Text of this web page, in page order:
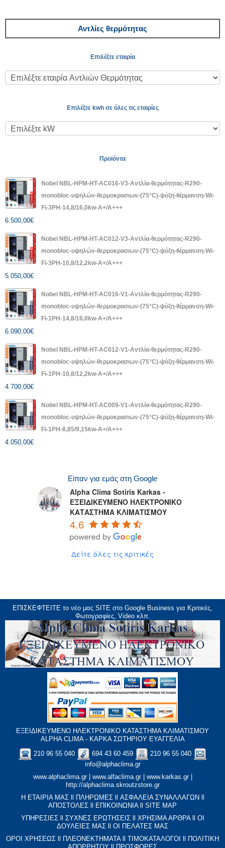
Αντλίες θερμότητας
Επιλέξτε εταιρία
Επιλέξτε kwh σε όλες τις εταιρίες
Προϊόντα
Nobel NBL-HPM-HT-AC016-V3-Αντλία-θερμότητας-R290-
monobloc-υψηλών-θερμοκρασιων-(75°C)-ψύξη-θέρμανση-Wi-
Fi-3PH-14,8/16,0kw-A+/A+++
6.500,00€
Nobel NBL-HPM-HT-AC012-V3-Αντλία-θερμότητας-R290-
monobloc-υψηλών-θερμοκρασιων-(75°C)-ψύξη-θέρμανση-Wi-
Fi-3PH-10,8/12,2kw-A+/A+++
5.050,00€
Nobel NBL-HPM-HT-AC016-V1-Αντλία-θερμότητας-R290-
monobloc-υψηλών-θερμοκρασιων-(75°C)-ψύξη-θέρμανση-Wi-
Fi-1PH-14,8/16,0kw-A+/A+++
6.090,00€
Nobel NBL-HPM-HT-AC012-V1-Αντλία-θερμότητας-R290-
monobloc-υψηλών-θερμοκρασιων-(75°C)-ψύξη-θέρμανση-Wi-
Fi-1PH-10,8/12,2kw-A+/A+++
4.700,00€
Nobel NBL-HPM-HT-AC009-V1-Αντλία-θερμότητας-R290-
monobloc-υψηλών-θερμοκρασιων-(75°C)-ψύξη-θέρμανση-Wi-
Fi-1PH-8,85/9,15kw-A+/A+++
4.050,00€
Είπαν για εμάς στη Google
Alpha Clima Sotiris Karkas -
ΕΞΕΙΔΙΚΕΥΜΕΝΟ ΗΛΕΚΤΡΟΝΙΚΟ
ΚΑΤΑΣΤΗΜΑ ΚΛΙΜΑΤΙΣΜΟΥ
4.6
Δείτε όλες τις κριτικές
ΕΠΙΣΚΕΦΤΕΙΤΕ το νέο μας SITE στο Google Business για Κριτικές,
Φωτογραφίες, Video κλπ.
ΕΞΕΙΔΙΚΕΥΜΕΝΟ ΗΛΕΚΤΡΟΝΙΚΟ ΚΑΤΑΣΤΗΜΑ ΚΛΙΜΑΤΙΣΜΟΥ
ALPHA CLIMA - ΚΑΡΚΑ ΣΩΤΗΡΙΟΥ ΕΥΑΓΓΕΛΙΑ
210 96 55 040
694 43 60 459
210 96 55 040
info@alphaclima.gr
www.alphaclima.gr| www.alfaclima.gr| www.karkas.gr|
http://alphaclima.skroutzstore.gr
Η ΕΤΑΙΡΙΑ ΜΑΣ
ΠΛΗΡΩΜΕΣ ΑΣΦΑΛΕΙΑ ΣΥΝΑΛΛΑΓΩΝ
ΑΠΟΣΤΟΛΕΣ
ΕΠΙΚΟΙΝΩΝΙΑ
SITE MAP
ΥΠΗΡΕΣΙΕΣll ΣΥΧΝΕΣ ΕΡΩΤΗΣΕΙΣll XΡΗΣΙΜΑ ΑΡΘΡΑll ΟΙ
ΔΟΥΛΕΙΕΣ ΜΑΣ
ΟΙ ΠΕΛΑΤΕΣ ΜΑΣ
ΟΡΟΙ ΧΡΗΣΕΩΣ
ΠΛΕΟΝΕΚΤΗΜΑΤΑll ΤΙΜΟΚΑΤΑΛΟΓΟΙ
ΠΟΛΙΤΙΚΗ